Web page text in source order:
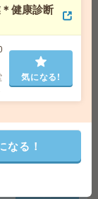
！薬液処理
気になる!
製造業務[派
健康診断
気になる!
なる！